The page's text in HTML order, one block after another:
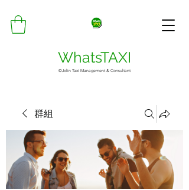
WhatsTAXI
©Jolin Taxi Management & Consultant
群組